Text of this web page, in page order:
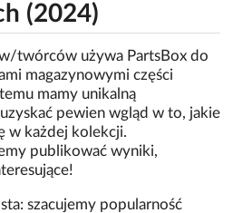
(2024)
twórców używa PartsBox do
magazynowymi części
mamy unikalną
pewien wgląd w to, jakie
w każdej kolekcji.
publikować wyniki,
szacujemy popularność